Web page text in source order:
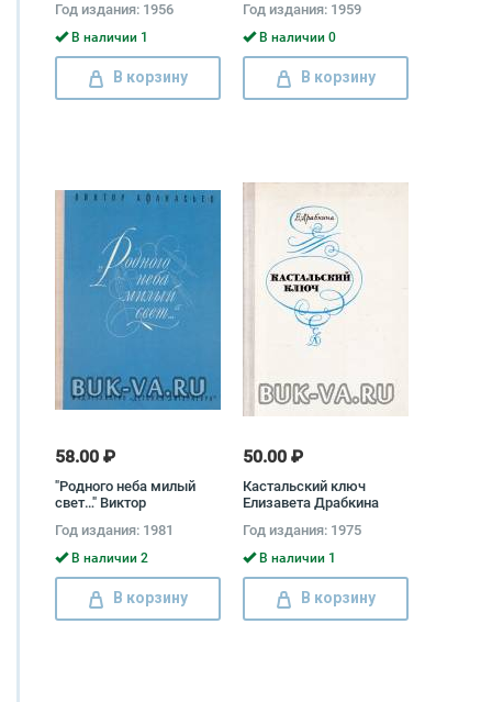
Год издания: 1956
В наличии 1
В корзину
Александр Дейч
Год издания: 1959
В наличии 0
В корзину
58.00 ₽
"Родного неба милый
свет…" Виктор
Год издания: 1981
В наличии 2
В корзину
50.00 ₽
Кастальский ключ
Елизавета Драбкина
Год издания: 1975
В наличии 1
В корзину